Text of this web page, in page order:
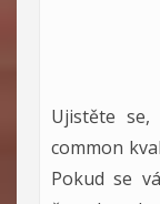
Ujistěte se,
common
Pokud se